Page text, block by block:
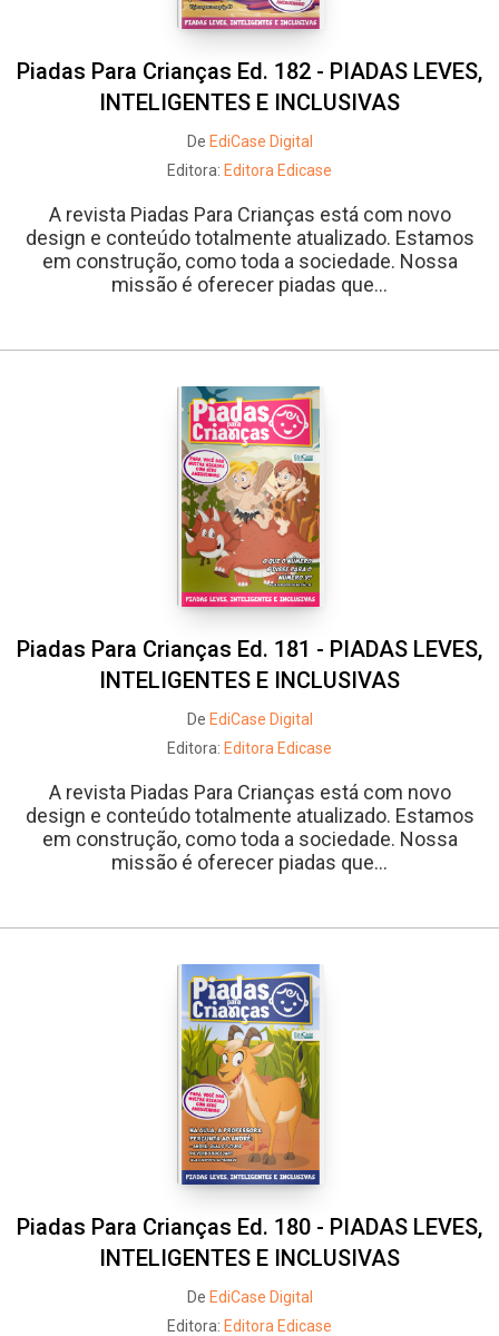
Piadas Para Crianças Ed. 182 - PIADAS LEVES,
INTELIGENTES E INCLUSIVAS
De EdiCase Digital
Editora: Editora Edicase
A revista Piadas Para Crianças está com novo
design e conteúdo totalmente atualizado. Estamos
em construção, como toda a sociedade. Nossa
missão é oferecer piadas que...
Piadas Para Crianças Ed. 181 - PIADAS LEVES,
INTELIGENTES E INCLUSIVAS
De EdiCase Digital
Editora: Editora Edicase
A revista Piadas Para Crianças está com novo
design e conteúdo totalmente atualizado. Estamos
em construção, como toda a sociedade. Nossa
missão é oferecer piadas que...
Piadas Para Crianças Ed. 180 - PIADAS LEVES,
INTELIGENTES E INCLUSIVAS
De EdiCase Digital
Editora: Editora Edicase
Whatsapp Facebook Twitter E-mail